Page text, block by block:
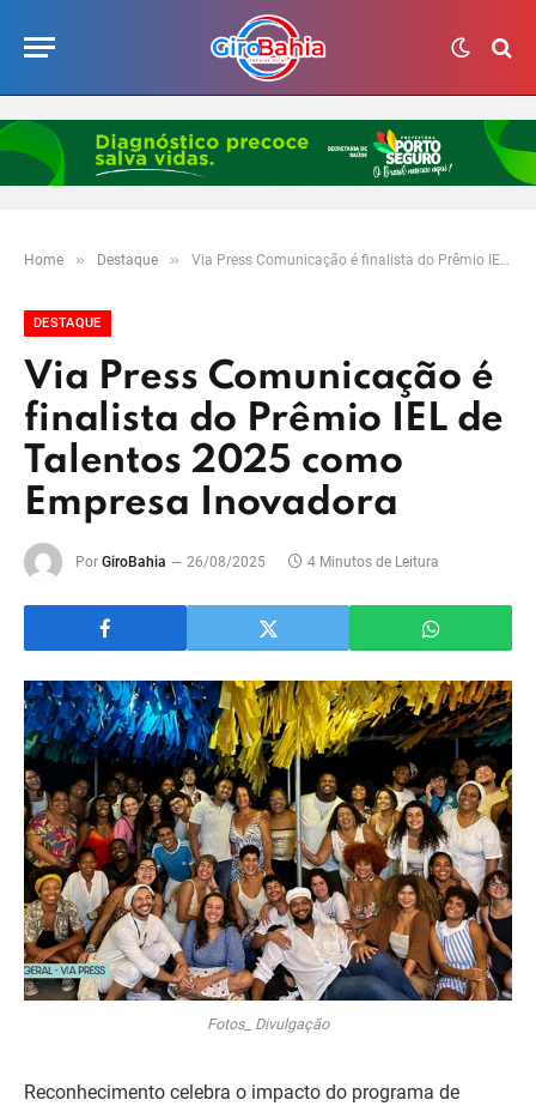
Home » Destaque » Via Press Comunicação é finalista do Prêmio IEL de Talentos 2025 como Empresa Inovadora
DESTAQUE
Via Press Comunicação é
finalista do Prêmio IEL de
Talentos 2025 como
Empresa Inovadora
Por GiroBahia 26/08/2025 4 Minutos de Leitura
Fotos_ Divulgação
Reconhecimento celebra o impacto do programa de